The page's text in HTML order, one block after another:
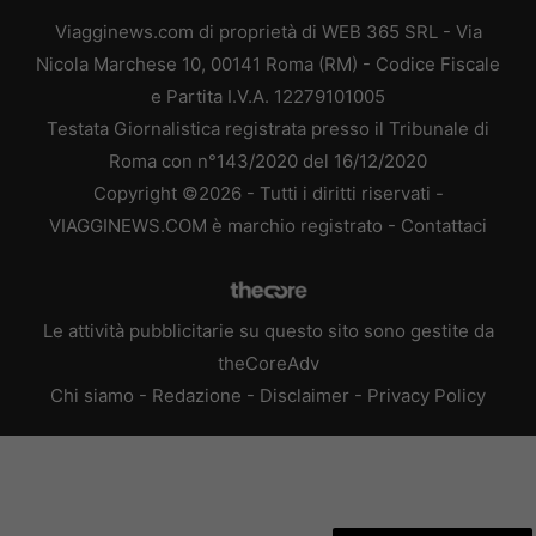
Viagginews.com di proprietà di WEB 365 SRL - Via
Nicola Marchese 10, 00141 Roma (RM) - Codice Fiscale
e Partita I.V.A. 12279101005
Testata Giornalistica registrata presso il Tribunale di
Roma con n°143/2020 del 16/12/2020
Copyright ©2026 - Tutti i diritti riservati -
VIAGGINEWS.COM è marchio registrato - Contattaci
Le attività pubblicitarie su questo sito sono gestite da
theCoreAdv
Chi siamo - Redazione - Disclaimer - Privacy Policy